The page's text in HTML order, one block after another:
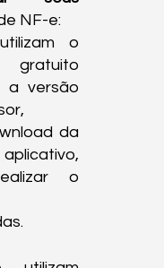
NF-e:
o
gratuito
a versão
da
o